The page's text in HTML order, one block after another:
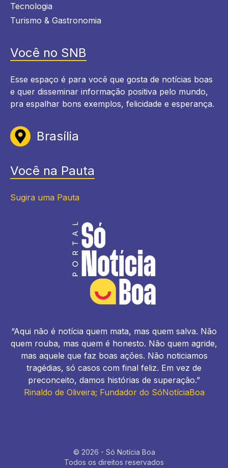
Tecnologia
Turismo & Gastronomia
Você no SNB
Esse espaço é para você que gosta de notícias boas
e quer disseminar informação positiva pelo mundo,
pra espalhar bons exemplos, felicidade e esperança.
Brasília
Você na Pauta
Sugira uma Pauta
“Aqui não é notícia quem mata, mas quem salva. Não
quem rouba, mas quem é honesto. Não quem agride,
mas aquele que faz boas ações. Não noticiamos
tragédias, só casos com final feliz. Em vez de
preconceito, damos histórias de superação.”
Rinaldo de Oliveira; Fundador do SóNotíciaBoa
© 2026 - Só Notícia Boa
Todos os direitos reservados